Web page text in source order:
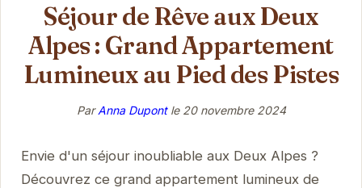
Séjour de Rêve aux Deux
Alpes : Grand Appartement
Lumineux au Pied des Pistes
ParAnna Dupontle 20 novembre 2024
Envie d'un séjour inoubliable aux Deux Alpes ?
Découvrez ce grand appartement lumineux de